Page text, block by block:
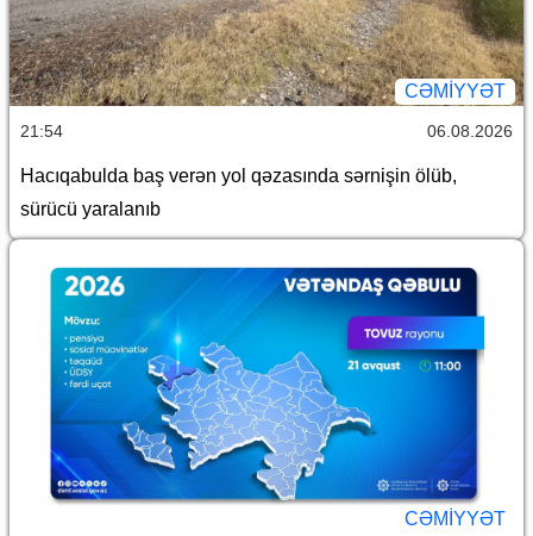
CƏMİYYƏT
21:54 06.08.2026
Hacıqabulda baş verən yol qəzasında sərnişin ölüb,
sürücü yaralanıb
CƏMİYYƏT